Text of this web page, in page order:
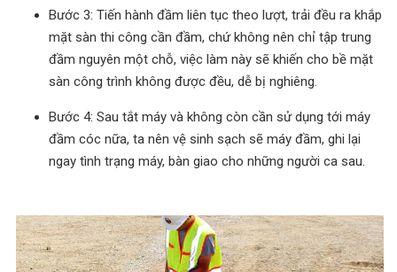
Bước 3: Tiến hành đầm liên tục theo lượt, trải đều ra khắp
mặt sàn thi công cần đầm, chứ không nên chỉ tập trung
đầm nguyên một chỗ, việc làm này sẽ khiến cho bề mặt
sàn công trình không được đều, dễ bị nghiêng.
Bước 4: Sau tắt máy và không còn cần sử dụng tới máy
đầm cóc nữa, ta nên vệ sinh sạch sẽ máy đầm, ghi lại
ngay tình trạng máy, bàn giao cho những người ca sau.